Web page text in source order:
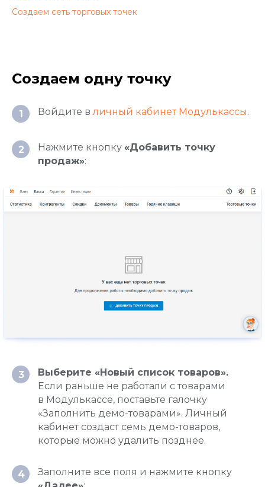
Создаем сеть торговых точек
Создаем одну точку
1 Войдите вличный кабинет Модулькассы.
2 Нажмите кнопку «Добавить точку
продаж»:
3
Выберите «Новый список товаров».
Если раньше не работали с товарами
в Модулькассе, поставьте галочку
«Заполнить демо-товарами». Личный
кабинет создаст семь демо-товаров,
которые можно удалить позднее.
4
Заполните все поля и нажмите кнопку